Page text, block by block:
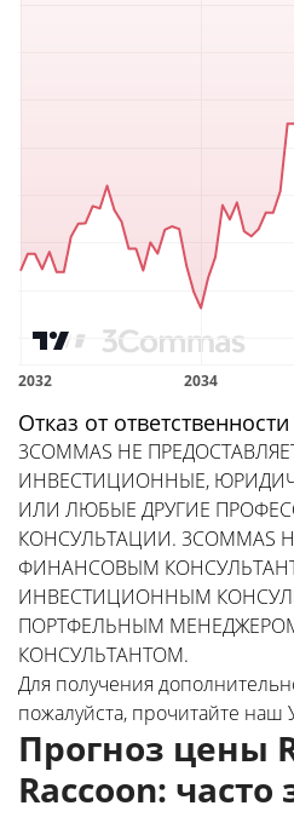
Отказ от ответственности
3COMMAS НЕ
ИНВЕСТИЦИОННЫЕ,
ИЛИ ЛЮБЫЕ ДРУГИЕ
КОНСУЛЬТАЦИИ. 3COMMAS
ФИНАНСОВЫМ
ИНВЕСТИЦИОННЫМ
ПОРТФЕЛЬНЫМ
КОНСУЛЬТАНТОМ.
Для получения
пожалуйста, прочитайте наш
Прогноз цены
Raccoon: